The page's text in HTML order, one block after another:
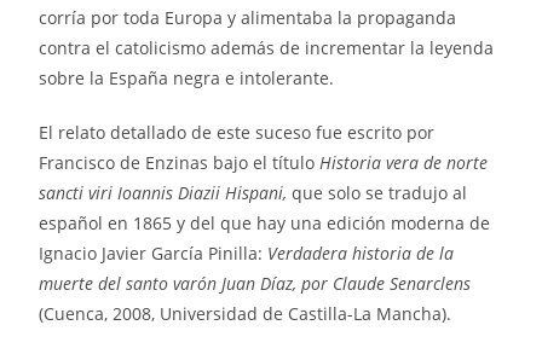
corría por toda Europa y alimentaba la propaganda
contra el catolicismo además de incrementar la leyenda
sobre la España negra e intolerante.
El relato detallado de este suceso fue escrito por
Francisco de Enzinas bajo el títuloHistoria vera de norte
sancti viri Ioannis Diazii Hispani,que solo se tradujo al
español en 1865 y del que hay una edición moderna de
Ignacio Javier García Pinilla: Verdadera historia de la
muerte del santo varón Juan Díaz, por Claude Senarclens
(Cuenca, 2008, Universidad de Castilla-La Mancha).